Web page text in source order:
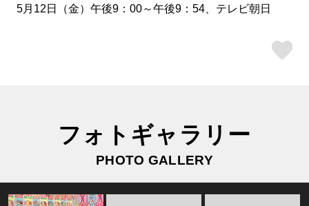
5月12日（金）午後9：00～午後9：54、テレビ朝日
フォトギャラリー
PHOTO GALLERY